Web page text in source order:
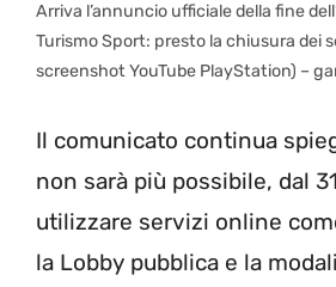
Arriva l’annuncio ufficiale della fine
Turismo Sport: presto la chiusura dei
screenshot YouTube PlayStation) –
Il comunicato continua
non sarà più possibile, dal
utilizzare servizi online
la Lobby pubblica e la